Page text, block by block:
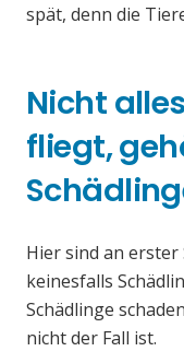
spät, denn die
Nicht
fliegt,
Hier sind an erster
keinesfalls
Schädlinge
nicht der Fall ist.